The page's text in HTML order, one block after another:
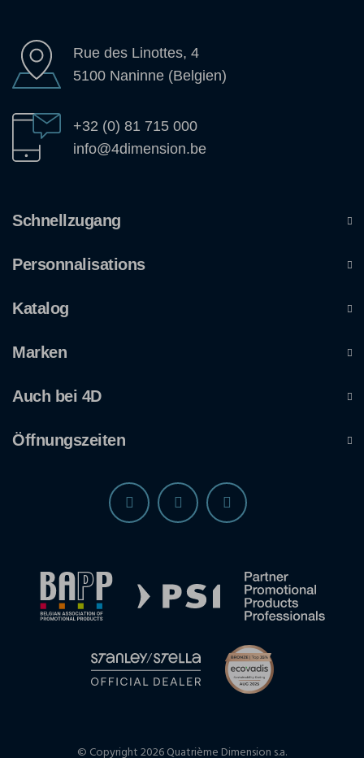
Rue des Linottes, 4
5100 Naninne (Belgien)
+32 (0) 81 715 000
info@4dimension.be
Schnellzugang
Personnalisations
Katalog
Marken
Auch bei 4D
Öffnungszeiten
© Copyright 2026 Quatrième Dimension s.a.